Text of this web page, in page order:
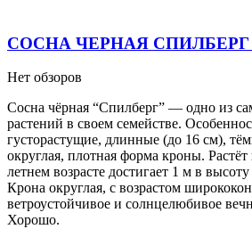
СОСНА ЧЕРНАЯ СПИЛБЕРГ
Нет обзоров
Сосна чёрная “Спилберг” — одно из
растений в своем семействе.
густорастущие, длинные (до 16 см),
округлая, плотная форма кроны.
летнем возрасте достигает 1 м в
Крона округлая, с возрастом
ветроустойчивое и солнцелюбивое
Хорошо.